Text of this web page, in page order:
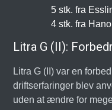
5 stk. fra
4 stk. fra
Litra G (II):
Litra G (II) var en
driftserfaringer blev
uden at ændre for